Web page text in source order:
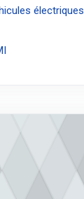
électriques